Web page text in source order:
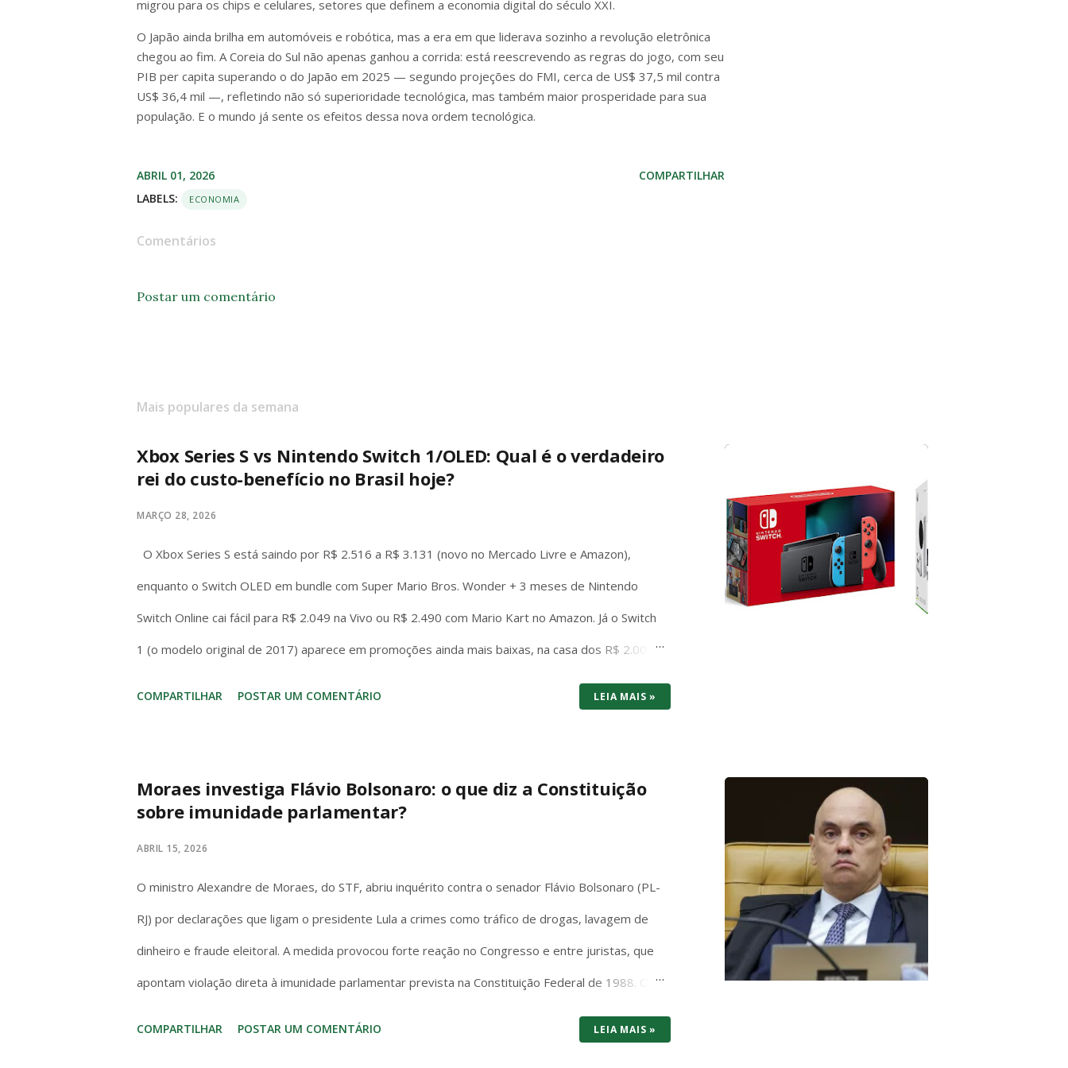
migrou para os chips e celulares, setores que definem a economia digital do século XXI.
O Japão ainda brilha em automóveis e robótica, mas a era em que liderava sozinho a revolução eletrônica
chegou ao fim. A Coreia do Sul não apenas ganhou a corrida: está reescrevendo as regras do jogo, com seu
PIB per capita superando o do Japão em 2025 — segundo projeções do FMI, cerca de US$ 37,5 mil contra
US$ 36,4 mil —, refletindo não só superioridade tecnológica, mas também maior prosperidade para sua
população. E o mundo já sente os efeitos dessa nova ordem tecnológica.
ABRIL 01, 2026
LABELS:
ECONOMIA
COMPARTILHAR
Comentários
Postar um comentário
Mais populares da semana
Xbox Series S vs Nintendo Switch 1/OLED: Qual é o verdadeiro
rei do custo-benefício no Brasil hoje?
MARÇO 28, 2026
O Xbox Series S está saindo por R$ 2.516 a R$ 3.131 (novo no Mercado Livre e Amazon),
enquanto o Switch OLED em bundle com Super Mario Bros. Wonder + 3 meses de Nintendo
Switch Online cai fácil para R$ 2.049 na Vivo ou R$ 2.490 com Mario Kart no Amazon. Já o Switch
1 (o modelo original de 2017) aparece em promoções ainda mais baixas, na casa dos R$ 2.000
com jogo incluso. No bolso brasileiro, os dois consoles brigam cabeça a cabeça no preço de
entrada – mas o Switch (1 ou OLED) costuma vencer por entregar bundle pronto pra jogar na
dock/720p handheld e o OLED melhora a tela com cores vibrantes e pretos profundos – mas
COMPARTILHAR POSTAR UM COMENTÁRIO LEIA MAIS »
Moraes investiga Flávio Bolsonaro: o que diz a Constituição
sobre imunidade parlamentar?
ABRIL 15, 2026
O ministro Alexandre de Moraes, do STF, abriu inquérito contra o senador Flávio Bolsonaro (PL-
RJ) por declarações que ligam o presidente Lula a crimes como tráfico de drogas, lavagem de
dinheiro e fraude eleitoral. A medida provocou forte reação no Congresso e entre juristas, que
apontam violação direta à imunidade parlamentar prevista na Constituição Federal de 1988. O
Artigo 53 da Constituição é claro e sem ambiguidades: “Os Deputados e Senadores são
invioláveis, civil e penalmente, por quaisquer de suas opiniões, palavras e votos”. A palavra
COMPARTILHAR POSTAR UM COMENTÁRIO LEIA MAIS »